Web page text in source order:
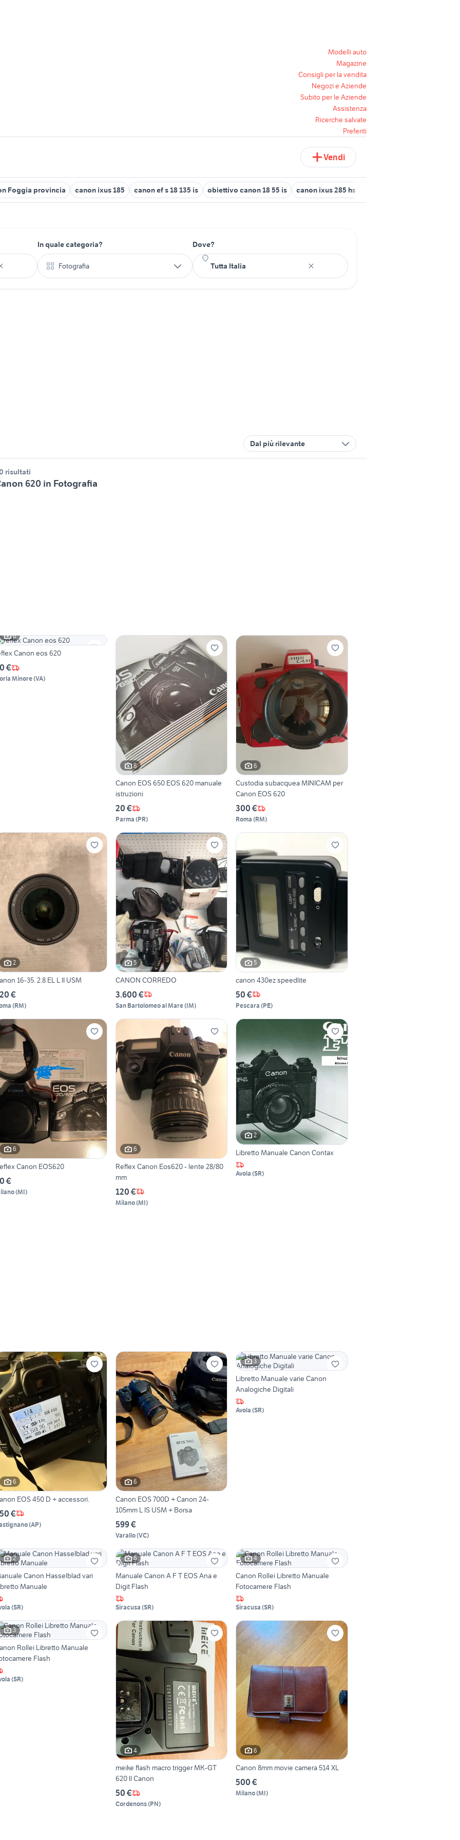
Modelli auto
Magazine
Consigli per la vendita
Negozi e Aziende
Subito per le Aziende
Assistenza
Ricerche salvate
Preferiti
Vendi
Foggia provincia canon ixus 185 canon ef s 18 135 is obiettivo canon 18 55 is canon ixus 285 hs
In quale categoria?
Fotografia
Dove?
Dal più rilevante
risultati
620 in Fotografia
6
Canon eos 620
€
Minore(VA)
6
Canon EOS 650 EOS 620 manuale
istruzioni
20 €
Parma (PR)
6
Custodia subacquea MINICAM per
Canon EOS 620
300 €
Roma (RM)
2
Canon 16-35. 2.8 EL L II USM
€
(RM)
5
CANON CORREDO
3.600 €
San Bartolomeo al Mare(IM)
5
canon 430ez speedlite
50 €
Pescara (PE)
6
Canon EOS620
€
(MI)
6
Reflex Canon Eos620 - lente 28/80
mm
120 €
Milano(MI)
2
Libretto Manuale Canon Contax
Avola (SR)
6
EOS 450 D + accessori.
€
(AP)
6
Canon EOS 700D + Canon 24-
105mm L IS USM + Borsa
599 €
Varallo(VC)
3
Libretto Manuale varie Canon
Analogiche Digitali
Avola (SR)
2
Canon Hasselblad vari
Manuale
(SR)
6
Manuale Canon A F T EOS Ana e
Digit Flash
Siracusa (SR)
4
Canon Rollei Libretto Manuale
Fotocamere Flash
Siracusa (SR)
3
Rollei Libretto Manuale
Flash
(SR)
4
meike flash macro trigger MK-GT
620 ll Canon
50 €
Cordenons(PN)
6
Canon 8mm movie camera 514 XL
500 €
Milano(MI)